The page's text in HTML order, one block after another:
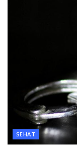
SEHAT